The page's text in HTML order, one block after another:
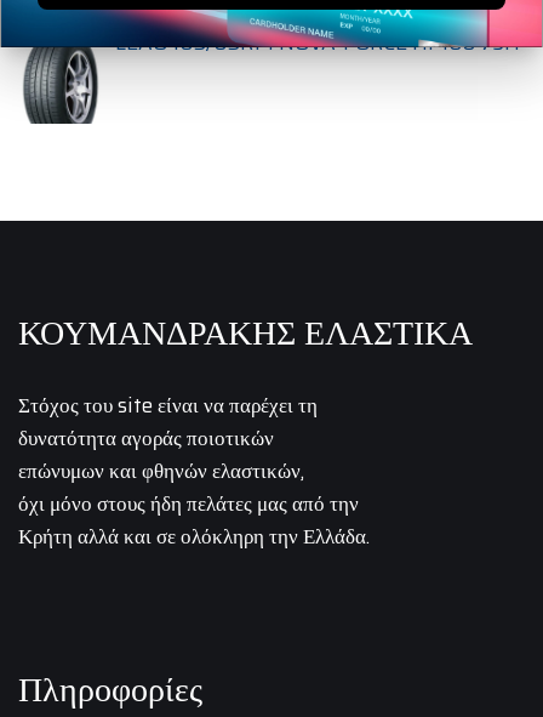
LEAO 165/65R14 NOVA-FORCE HP100 79H
ΚΟΥΜΑΝΔΡΑΚΗΣ ΕΛΑΣΤΙΚΑ
Στόχος του site είναι να παρέχει τη
δυνατότητα αγοράς ποιοτικών
επώνυμων και φθηνών ελαστικών,
όχι μόνο στους ήδη πελάτες μας από την
Κρήτη αλλά και σε ολόκληρη την Ελλάδα.
Πληροφορίες